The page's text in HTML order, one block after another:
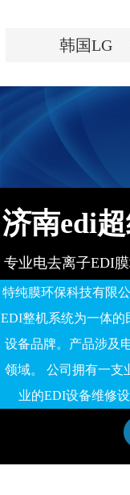
韩国LG
济南edi
专业电去离子EDI
特纯膜环保科技有限
EDI整机系统为一体的
设备品牌。产品涉及
领域。 公司拥有一支
业的EDI设备维修